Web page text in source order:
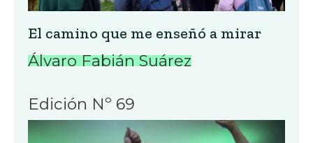
El camino que me enseñó a mirar
Álvaro Fabián Suárez
Edición Nº 69